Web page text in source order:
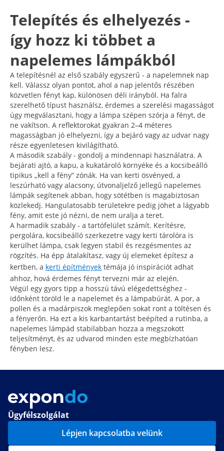
Telepítés és elhelyezés -
így hozz ki többet a
napelemes lámpákból
A telepítésnél az első szabály egyszerű - a napelemnek nap
kell. Válassz olyan pontot, ahol a nap jelentős részében
közvetlen fényt kap, különösen déli irányból. Ha falra
szerelhető típust használsz, érdemes a szerelési magasságot
úgy megválasztani, hogy a lámpa szépen szórja a fényt, de
ne vakítson. A reflektorokat gyakran 2–4 méteres
magasságban jó elhelyezni, így a bejáró vagy az udvar nagy
része egyenletesen kivilágítható.
A második szabály - gondolj a mindennapi használatra. A
bejárati ajtó, a kapu, a kukatároló környéke és a kocsibeálló
tipikus „kell a fény” zónák. Ha van kerti ösvényed, a
leszúrható vagy alacsony, útvonaljelző jellegű napelemes
lámpák segítenek abban, hogy sötétben is magabiztosan
közlekedj. Hangulatosabb területekre pedig jöhet a lágyabb
fény, amit este jó nézni, de nem uralja a teret.
A harmadik szabály - a tartófelület számít. Kerítésre,
pergolára, kocsibeálló szerkezetre vagy kerti tárolóra is
kerülhet lámpa, csak legyen stabil és rezgésmentes az
rögzítés. Ha épp átalakítasz, vagy új elemeket építesz a
kertben, a kerti építmények témája jó inspirációt adhat
ahhoz, hová érdemes fényt tervezni már az elején.
Végül egy gyors tipp a hosszú távú elégedettséghez -
időnként töröld le a napelemet és a lámpabúrát. A por, a
pollen és a madárpiszok meglepően sokat ront a töltésen és
a fényerőn. Ha ezt a kis karbantartást beépíted a rutinba, a
napelemes lámpád stabilabban hozza a megszokott
teljesítményt, és az udvarod minden este megbízhatóan
fényben lesz.
Ügyfélszolgálat
Lépjen kapcsolatba velünk